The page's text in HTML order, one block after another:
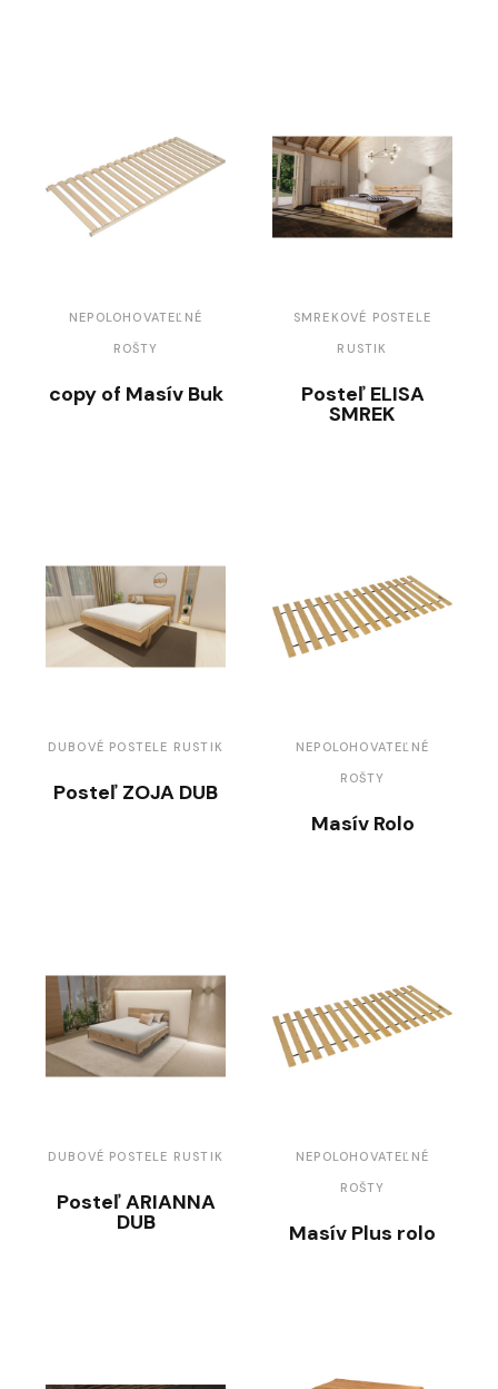
NEPOLOHOVATEĽNÉ
ROŠTY
copy of Masív Buk
SMREKOVÉ POSTELE
RUSTIK
Posteľ ELISA
SMREK
DUBOVÉ POSTELE RUSTIK
Posteľ ZOJA DUB
NEPOLOHOVATEĽNÉ
ROŠTY
Masív Rolo
DUBOVÉ POSTELE RUSTIK
Posteľ ARIANNA
DUB
NEPOLOHOVATEĽNÉ
ROŠTY
Masív Plus rolo